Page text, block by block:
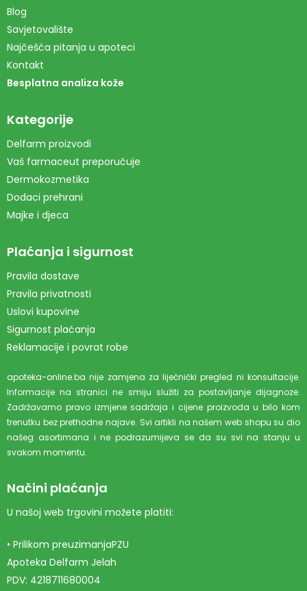
Blog
Savjetovalište
Najčešća pitanja u apoteci
Kontakt
Besplatna analiza kože
Kategorije
Delfarm proizvodi
Vaš farmaceut preporučuje
Dermokozmetika
Dodaci prehrani
Majke i djeca
Plaćanja i sigurnost
Pravila dostave
Pravila privatnosti
Uslovi kupovine
Sigurnost plaćanja
Reklamacije i povrat robe
apoteka-online.ba nije zamjena za liječnički pregled ni konsultacije.
Informacije na stranici ne smiju služiti za postavljanje dijagnoze.
Zadržavamo pravo izmjene sadržaja i cijene proizvoda u bilo kom
trenutku bez prethodne najave. Svi artikli na našem web shopu su dio
našeg asortimana i ne podrazumijeva se da su svi na stanju u
svakom momentu.
Načini plaćanja
U našoj web trgovini možete platiti:
• Prilikom preuzimanjaPZU
Apoteka Delfarm Jelah
PDV: 4218711680004